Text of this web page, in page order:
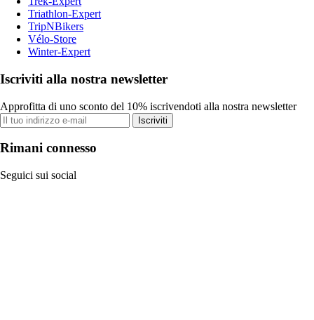
Triathlon-Expert
TripNBikers
Vélo-Store
Winter-Expert
Iscriviti alla nostra newsletter
Approfitta di uno sconto del 10% iscrivendoti alla nostra newsletter
Iscriviti
Rimani connesso
Seguici sui social